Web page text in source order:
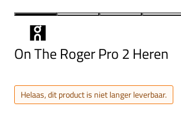
On The Roger Pro 2 Heren
Helaas, dit product is niet langer leverbaar.